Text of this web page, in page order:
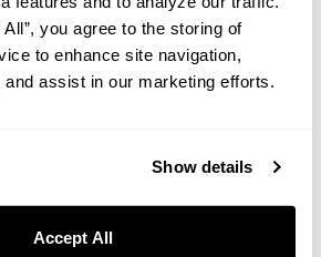
you agree to the storing of
to enhance site navigation,
assist in our marketing efforts.
Show details
Accept All
（通常11時のところ12時）
10枚付き）